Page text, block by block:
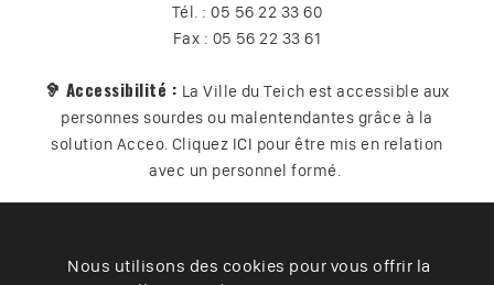
Tél. : 05 56 22 33 60
Fax : 05 56 22 33 61
🦻 Accessibilité : La Ville du Teich est accessible aux
personnes sourdes ou malentendantes grâce à la
solution Acceo. Cliquez ICI pour être mis en relation
avec un personnel formé.
Plan du site Contact Vos données Cookies
Nous utilisons des cookies pour vous offrir la